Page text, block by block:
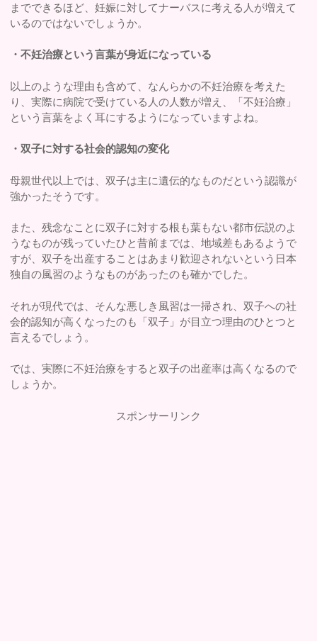
までできるほど、妊娠に対してナーバスに考える人が増えて
いるのではないでしょうか。
・不妊治療という言葉が身近になっている
以上のような理由も含めて、なんらかの不妊治療を考えた
り、実際に病院で受けている人の人数が増え、「不妊治療」
という言葉をよく耳にするようになっていますよね。
・双子に対する社会的認知の変化
母親世代以上では、双子は主に遺伝的なものだという認識が
強かったそうです。
また、残念なことに双子に対する根も葉もない都市伝説のよ
うなものが残っていたひと昔前までは、地域差もあるようで
すが、双子を出産することはあまり歓迎されないという日本
独自の風習のようなものがあったのも確かでした。
それが現代では、そんな悪しき風習は一掃され、双子への社
会的認知が高くなったのも「双子」が目立つ理由のひとつと
言えるでしょう。
では、実際に不妊治療をすると双子の出産率は高くなるので
しょうか。
スポンサーリンク